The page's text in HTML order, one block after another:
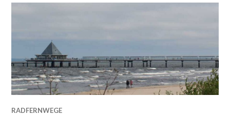
RADFERNWEGE